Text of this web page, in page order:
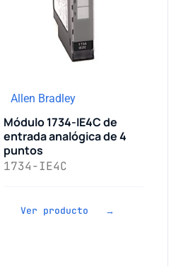
Allen Bradley
Módulo 1734-IE4C de
entrada analógica de 4
puntos
1734-IE4C
Ver producto →